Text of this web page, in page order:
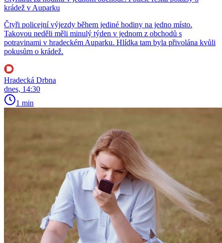
krádež v Auparku
Čtyři policejní výjezdy během jediné hodiny na jedno místo.
Takovou neděli měli minulý týden v jednom z obchodů s
potravinami v hradeckém Auparku. Hlídka tam byla přivolána kvůli
pokusům o krádež.
Hradecká Drbna
dnes, 14:30
1 min